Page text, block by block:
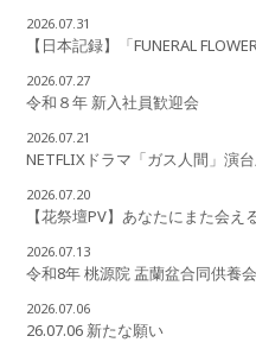
2026.07.31
【日本記録】「FUNERAL
2026.07.27
令和８年 新入社員歓迎会
2026.07.21
NETFLIXドラマ「ガス人間」演
2026.07.20
【花祭壇PV】あなたにまた会え
2026.07.13
令和8年 桃源院 盂蘭盆合同供養会
2026.07.06
26.07.06 新たな願い